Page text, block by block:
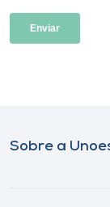
Sobre a